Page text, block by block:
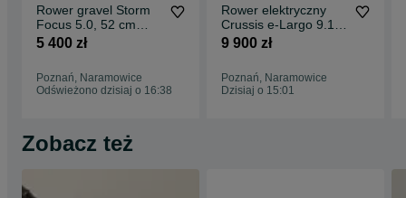
Rower gravel Storm
Focus 5.0, 52 cm
(miętowy-czarny)
5 400 zł
Poznań, Naramowice
Odświeżono dzisiaj o 16:38
Rower elektryczny
Crussis e-Largo 9.10
( 720 Wh), rama 20"
9 900 zł
Poznań, Naramowice
Dzisiaj o 15:01
Zobacz też